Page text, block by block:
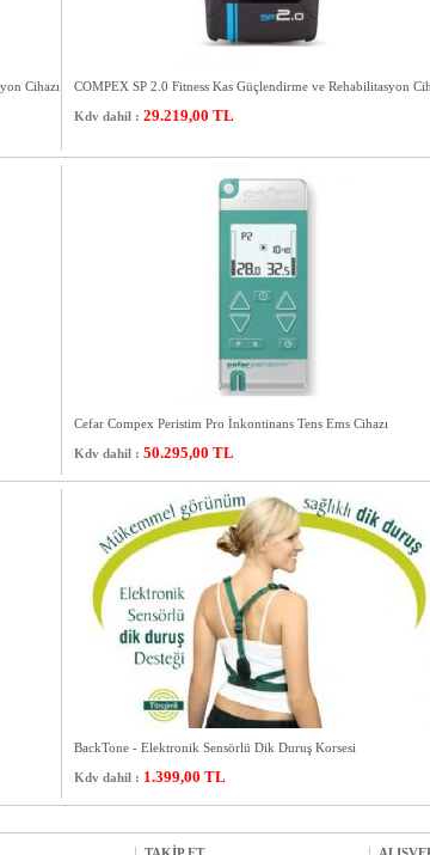
Cihazı
COMPEX SP 2.0 Fitness Kas Güçlendirme ve Rehabilitasyon
Kdv dahil : 29.219,00 TL
Cefar Compex Peristim Pro İnkontinans Tens Ems Cihazı
Kdv dahil : 50.295,00 TL
BackTone - Elektronik Sensörlü Dik Duruş Korsesi
Kdv dahil : 1.399,00 TL